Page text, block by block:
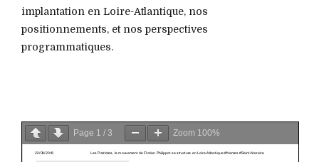
implantation en Loire-Atlantique, nos
positionnements, et nos perspectives
programmatiques.
Page 1 / 3 Zoom 100%